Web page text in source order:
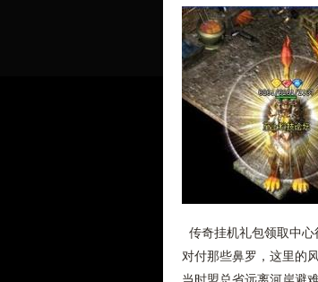
传奇挂机礼包领取中
对付那些鼻罗，这里的